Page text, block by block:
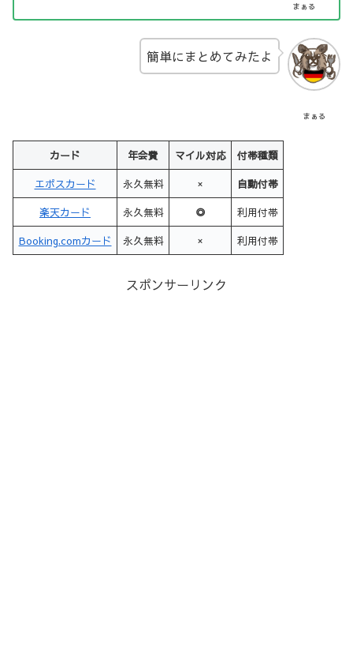
まぁる
まぁる
簡単にまとめてみたよ
カード 年会費 マイル対応 付帯種類
エポスカード 永久無料 × 自動付帯
楽天カード 永久無料 ◎ 利用付帯
Booking.comカード 永久無料 × 利用付帯
スポンサーリンク